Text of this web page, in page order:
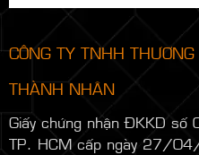
CÔNG TY TNHH
THÀNH NHÂN
Giấy chứng nhận ĐKKD
TP. HCM cấp ngày 27/